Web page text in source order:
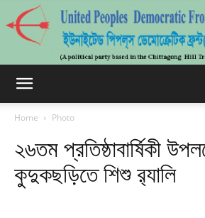
Home
Photo
২৬তম প্রতিষ্ঠাবার্ষিকী
কুদুকছড়িতে শিশু র‌্যালি